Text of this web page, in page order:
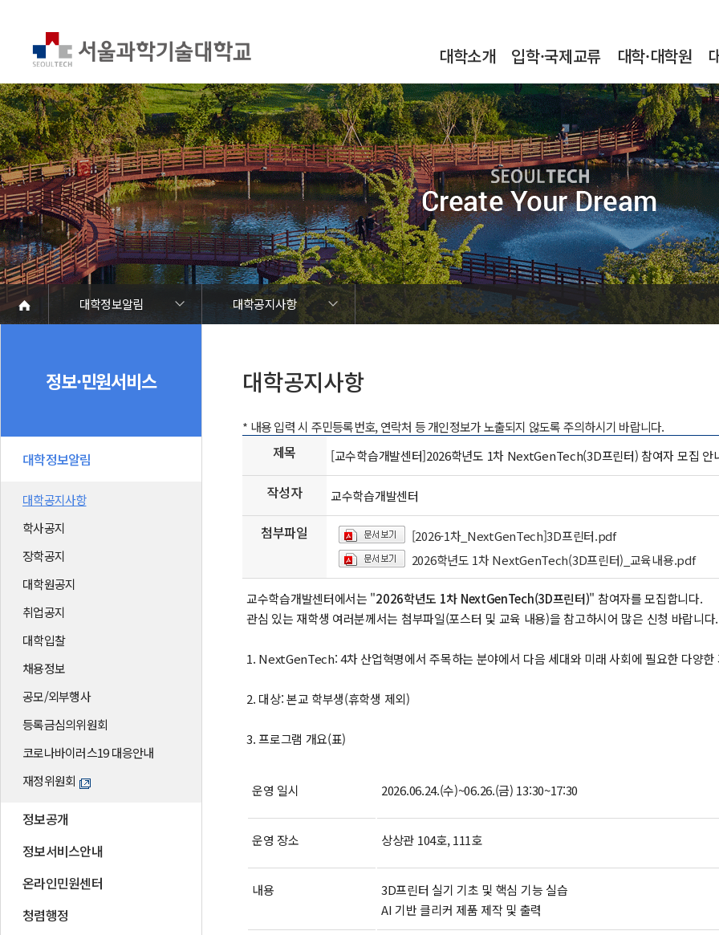
대학소개 입학·국제교류 대학·대학원
대학정보알림
대학정보알림
정보공개
정보서비스안내
온라인민원센터
청렴행정
갑질신고센터
유실물 센터
SEOULTECH광장
대학공지사항
대학공지사항
학사공지
장학공지
대학원공지
취업공지
대학입찰
채용정보
공모/외부행사
등록금심의위원회
코로나바이러스19 대응안내
재정위원회
정보·민원서비스
대학정보알림
대학공지사항
학사공지
장학공지
대학원공지
취업공지
대학입찰
채용정보
공모/외부행사
등록금심의위원회
코로나바이러스19 대응안내
재정위원회
정보공개
정보서비스안내
온라인민원센터
청렴행정
대학공지사항
* 내용 입력 시 주민등록번호, 연락처 등 개인정보가 노출되지 않도록 주의하시기 바랍니다.
제목 [교수학습개발센터]2026학년도 1차 NextGenTech(3D프린터) 참여자 모집 안
작성자 교수학습개발센터
첨부파일
[2026-1차_NextGenTech]3D프린터.pdf
2026학년도 1차 NextGenTech(3D프린터)_교육내용.pdf
교수학습개발센터에서는 "2026학년도 1차 NextGenTech(3D프린터)" 참여자를 모집합니다.
관심 있는 재학생 여러분께서는 첨부파일(포스터 및 교육 내용)을 참고하시어 많은 신청 바랍니다.
1. NextGenTech: 4차 산업혁명에서 주목하는 분야에서 다음 세대와 미래 사회에 필요한 다양
2. 대상: 본교 학부생(휴학생 제외)
3. 프로그램 개요(표)
운영 일시 2026.06.24.(수)~06.26.(금) 13:30~17:30
운영 장소 상상관 104호, 111호
내용
3D프린터 실기 기초 및 핵심 기능 실습
AI 기반 클리커 제품 제작 및 출력